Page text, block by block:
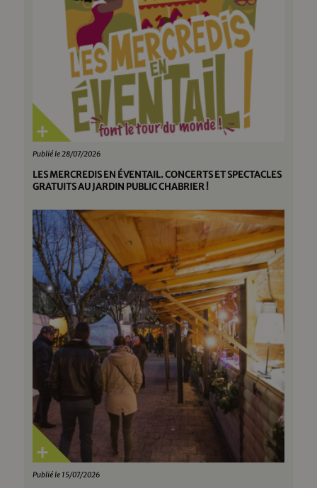
Publié le 28/07/2026
LES MERCREDIS EN ÉVENTAIL. CONCERTS ET SPECTACLES
GRATUITS AU JARDIN PUBLIC CHABRIER !
Publié le 15/07/2026